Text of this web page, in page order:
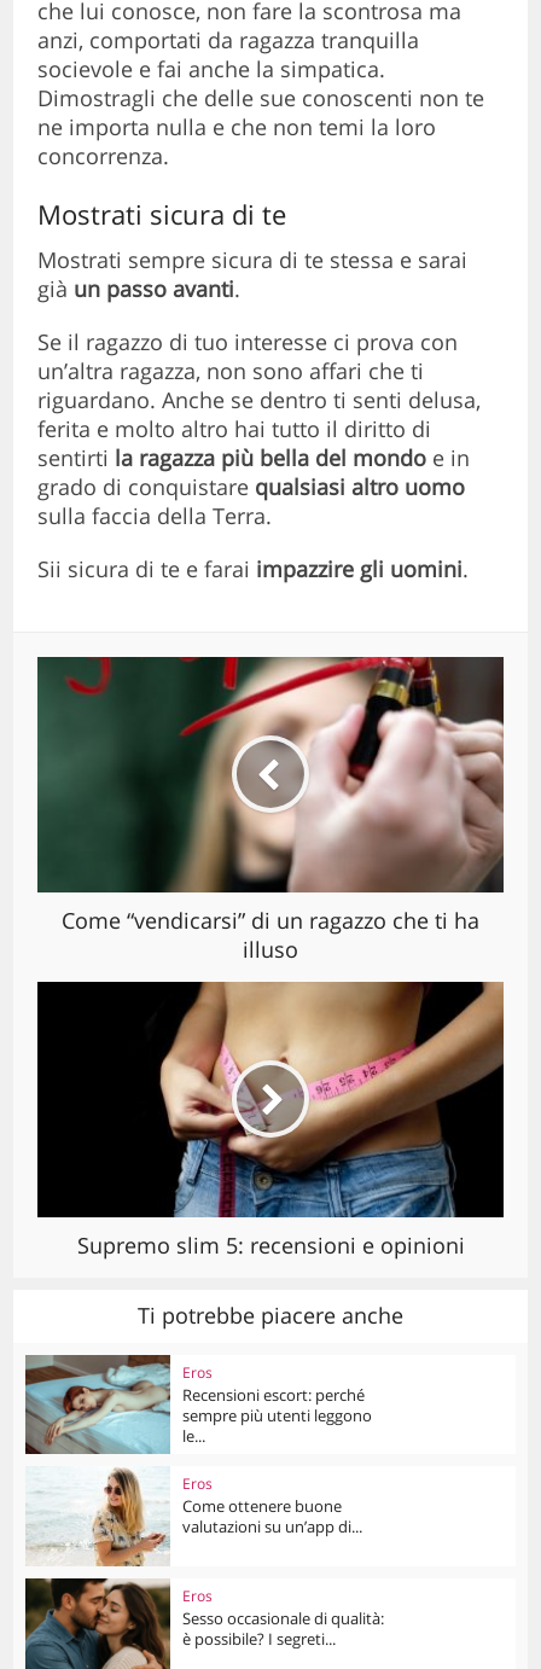
che lui conosce, non fare la scontrosa ma
anzi, comportati da ragazza tranquilla
socievole e fai anche la simpatica.
Dimostragli che delle sue conoscenti non te
ne importa nulla e che non temi la loro
concorrenza.
Mostrati sicura di te
Mostrati sempre sicura di te stessa e sarai
già un passo avanti.
Se il ragazzo di tuo interesse ci prova con
un’altra ragazza, non sono affari che ti
riguardano. Anche se dentro ti senti delusa,
ferita e molto altro hai tutto il diritto di
sentirti la ragazza più bella del mondo e in
grado di conquistare qualsiasi altro uomo
sulla faccia della Terra.
Sii sicura di te e farai impazzire gli uomini.
Come “vendicarsi” di un ragazzo che ti ha
illuso
Supremo slim 5: recensioni e opinioni
Ti potrebbe piacere anche
Eros
Recensioni escort: perché
sempre più utenti leggono
le...
Eros
Come ottenere buone
valutazioni su un’app di...
Eros
Sesso occasionale di qualità:
è possibile? I segreti...